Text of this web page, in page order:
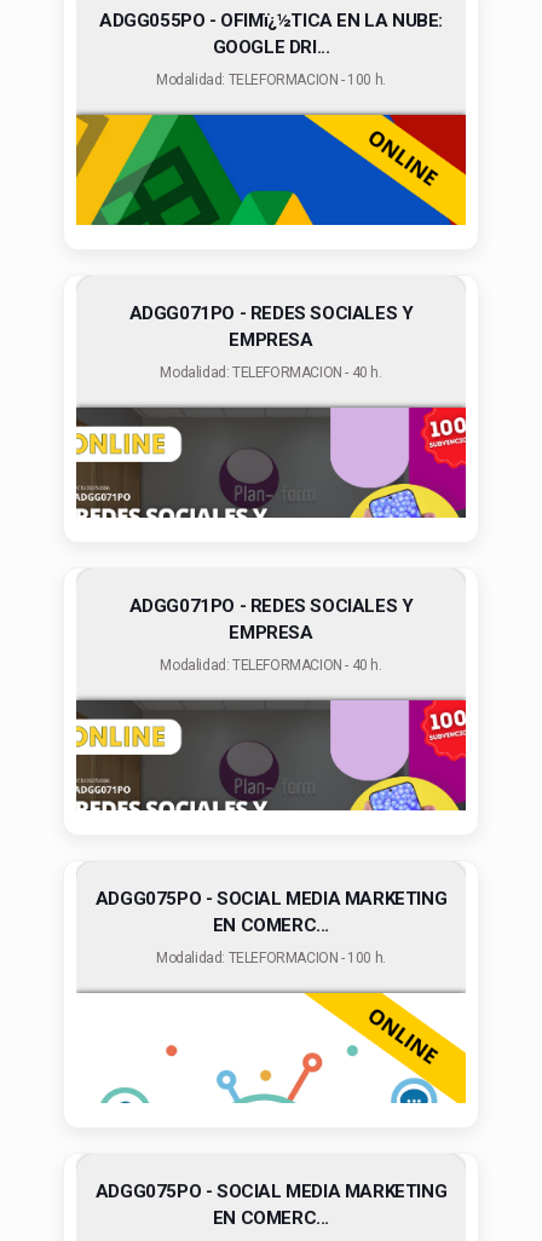
ADGG055PO - OFIMï¿½TICA EN LA NUBE:
GOOGLE DRI...
Modalidad: TELEFORMACION - 100 h.
ADGG071PO - REDES SOCIALES Y
EMPRESA
Modalidad: TELEFORMACION - 40 h.
ADGG071PO - REDES SOCIALES Y
EMPRESA
Modalidad: TELEFORMACION - 40 h.
ADGG075PO - SOCIAL MEDIA MARKETING
EN COMERC...
Modalidad: TELEFORMACION - 100 h.
ADGG075PO - SOCIAL MEDIA MARKETING
EN COMERC...